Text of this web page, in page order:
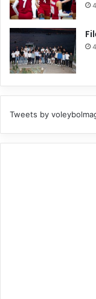
Tweets by